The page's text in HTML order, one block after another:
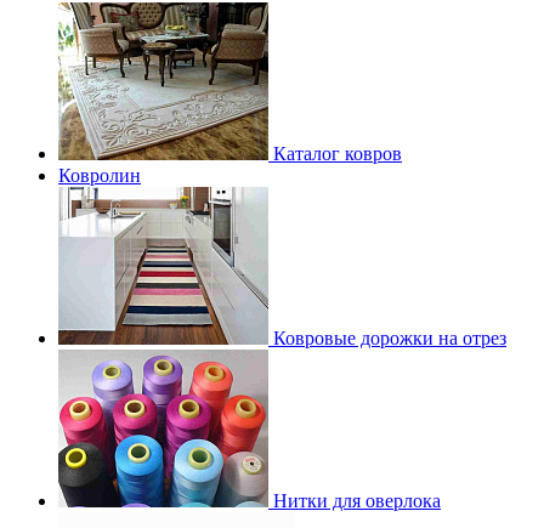
Каталог ковров
Ковролин
Ковровые дорожки на отрез
Нитки для оверлока